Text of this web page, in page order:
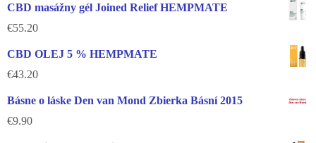
CBD masážny gél Joined Relief HEMPMATE
€55.20
CBD OLEJ 5 % HEMPMATE
€43.20
Básne o láske Den van Mond Zbierka Básní 2015
€9.90